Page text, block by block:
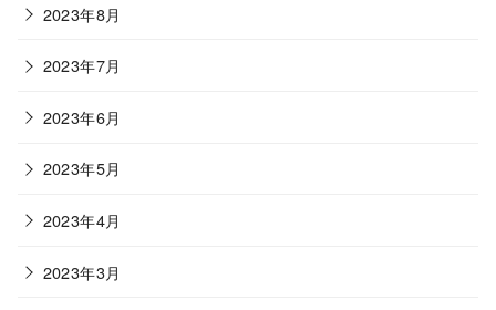
2023年8月
2023年7月
2023年6月
2023年5月
2023年4月
2023年3月